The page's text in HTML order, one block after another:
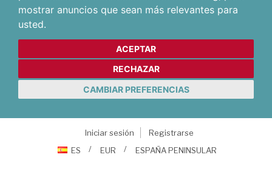
mostrar anuncios que sean más relevantes para
usted.
ACEPTAR
RECHAZAR
CAMBIAR PREFERENCIAS
Iniciar sesión
Registrarse
ES
EUR ESPAÑA PENINSULAR